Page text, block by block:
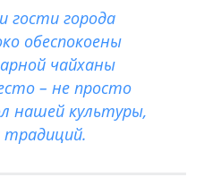
гости города
обеспокоены
чайханы
– не просто
нашей культуры,
традиций.